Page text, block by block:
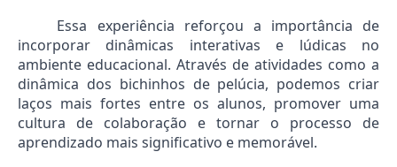
Essa experiência reforçou a importância de
incorporar dinâmicas interativas e lúdicas no
ambiente educacional. Através de atividades como a
dinâmica dos bichinhos de pelúcia, podemos criar
laços mais fortes entre os alunos, promover uma
cultura de colaboração e tornar o processo de
aprendizado mais significativo e memorável.